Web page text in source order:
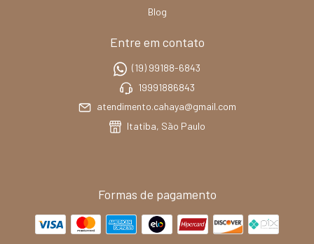
Blog
Entre em contato
(19) 99188-6843
19991886843
atendimento.cahaya@gmail.com
Itatiba, São Paulo
Formas de pagamento